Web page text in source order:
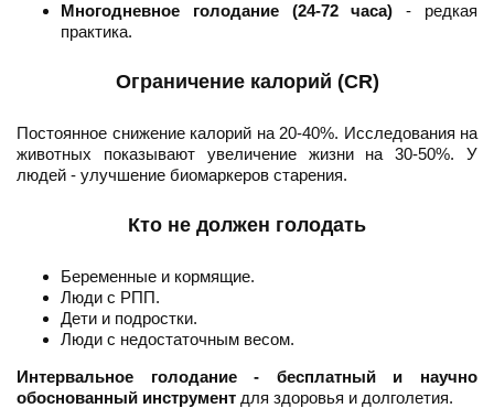
Многодневное голодание (24-72 часа) - редкая
практика.
Ограничение калорий (CR)
Постоянное снижение калорий на 20-40%. Исследования на
животных показывают увеличение жизни на 30-50%. У
людей - улучшение биомаркеров старения.
Кто не должен голодать
Беременные и кормящие.
Люди с РПП.
Дети и подростки.
Люди с недостаточным весом.
Интервальное голодание - бесплатный и научно
обоснованный инструмент для здоровья и долголетия.